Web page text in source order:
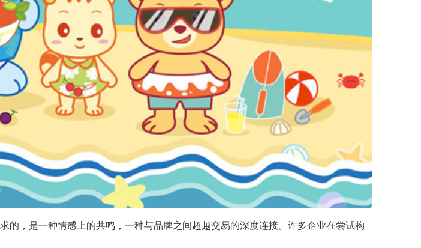
，是一种情感上的共鸣，一种与品牌之间超越交易的深度连接。许多企业在尝试构